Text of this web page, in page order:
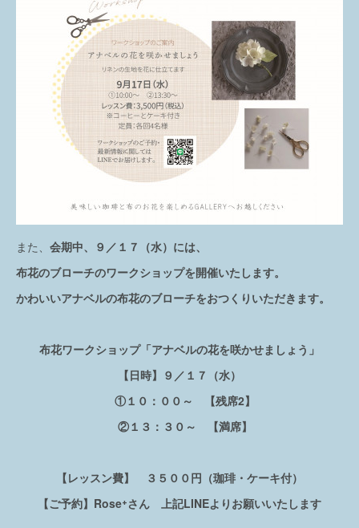
また、 会期中、９／１７（水）には、
布花のブローチのワークショップを開催いたします。
かわいいアナベルの布花のブローチをおつくりいただきます。
布花ワークショップ「アナベルの花を咲かせましょう」
【日時】９／１７（水）
①１０：００～ 【残席2】
②１３：３０～ 【満席】
【レッスン費】 ３５００円（珈琲・ケーキ付）
【ご予約】Rose⁺さん 上記LINEよりお願いいたします